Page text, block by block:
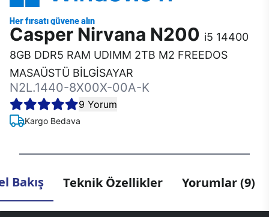
Casper Nirvana N200 i5 14400
8GB DDR5 RAM UDIMM 2TB M2 FREEDOS
MASAÜSTÜ BİLGİSAYAR
N2L.1440-8X00X-00A-K
9 Yorum
Kargo Bedava
Bakış Teknik Özellikler Yorumlar (9)